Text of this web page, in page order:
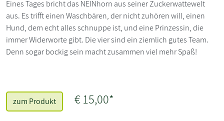
Eines Tages bricht das NEINhorn aus seiner Zuckerwattewelt
aus. Es trifft einen Waschbären, der nicht zuhören will, einen
Hund, dem echt alles schnuppe ist, und eine Prinzessin, die
immer Widerworte gibt. Die vier sind ein ziemlich gutes Team.
Denn sogar bockig sein macht zusammen viel mehr Spaß!
zum Produkt € 15,00*